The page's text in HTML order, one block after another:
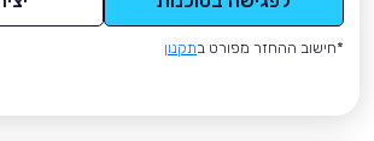
*חישוב ההחזר מפורט בתקנון